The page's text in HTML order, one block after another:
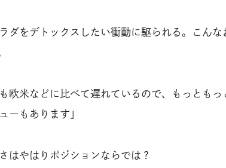
ダをデトックスしたい衝動に駆られる。こんな
欧米などに比べて遅れているので、もっともっ
ーもあります」
はやはりポジションならでは？